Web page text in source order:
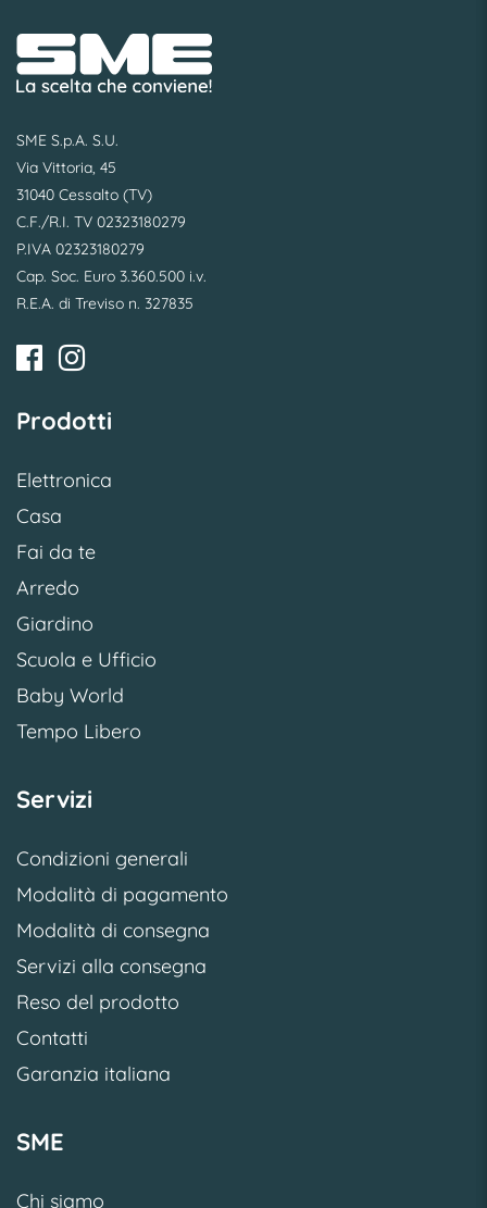
SME S.p.A. S.U.
Via Vittoria, 45
31040 Cessalto (TV)
C.F./R.I. TV 02323180279
P.IVA 02323180279
Cap. Soc. Euro 3.360.500 i.v.
R.E.A. di Treviso n. 327835
Prodotti
Elettronica
Casa
Fai da te
Arredo
Giardino
Scuola e Ufficio
Baby World
Tempo Libero
Servizi
Condizioni generali
Modalità di pagamento
Modalità di consegna
Servizi alla consegna
Reso del prodotto
Contatti
Garanzia italiana
SME
Chi siamo